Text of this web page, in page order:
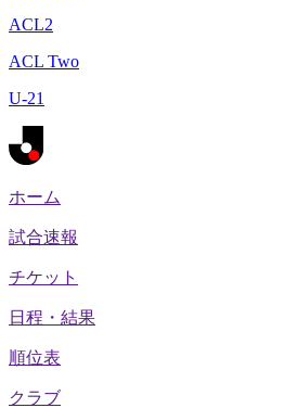
ACL2
ACL Two
U-21
ホーム
試合速報
チケット
日程・結果
順位表
クラブ